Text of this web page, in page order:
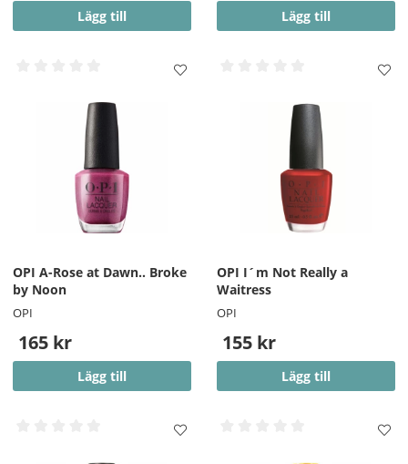
Lägg till Lägg till
OPI A-Rose at Dawn.. Broke
by Noon
OPI
165 kr
Lägg till
OPI I´m Not Really a
Waitress
OPI
155 kr
Lägg till